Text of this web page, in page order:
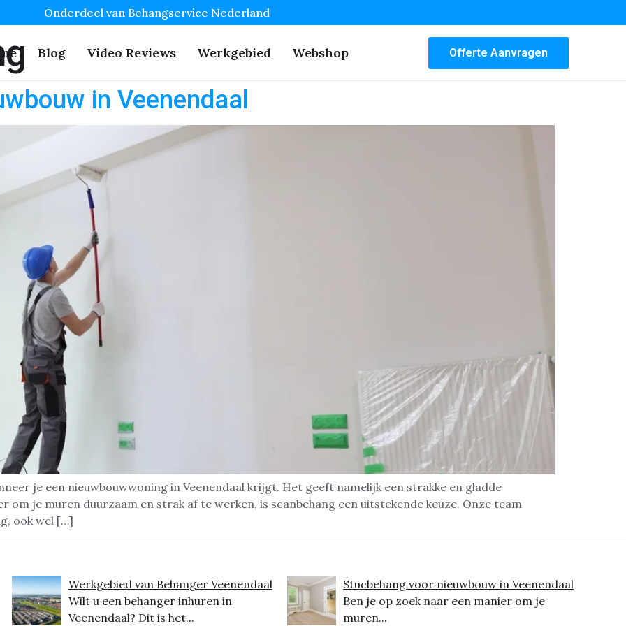
Onderdeel van Behangservice Nederland
Blog Video Reviews Werkgebied Webshop Offerte Aanvragen
in Veenendaal
je een nieuwbouwwoning in Veenendaal krijgt. Het geeft namelijk een strakke en gladde
om je muren duurzaam en strak af te werken, is scanbehang een uitstekende keuze. Onze team
ook wel […]
Werkgebied van Behanger Veenendaal
Wilt u een behanger inhuren in
Veenendaal? Dit is het...
Stucbehang voor nieuwbouw in Veenendaal
Ben je op zoek naar een manier om je
muren...